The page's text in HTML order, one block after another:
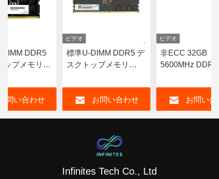
DIMM DDR5
ップメモリ
問い合わせ
ビデオ
標準U-DIMM DDR5 デ
スクトップメモリ
RAM 非ECC
お問い合わせ
ビデオ
非ECC 32GB
5600MHz
デクトップコン
タ用
お問い合
Infinites Tech Co., Ltd